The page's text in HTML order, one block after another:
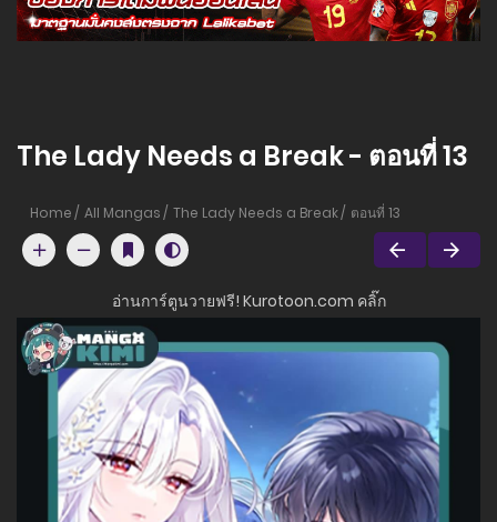
The Lady Needs a Break - ตอนที่ 13
Home All Mangas The Lady Needs a Break ตอนที่ 13
อ่านการ์ตูนวายฟรี! Kurotoon.com คลิ๊ก